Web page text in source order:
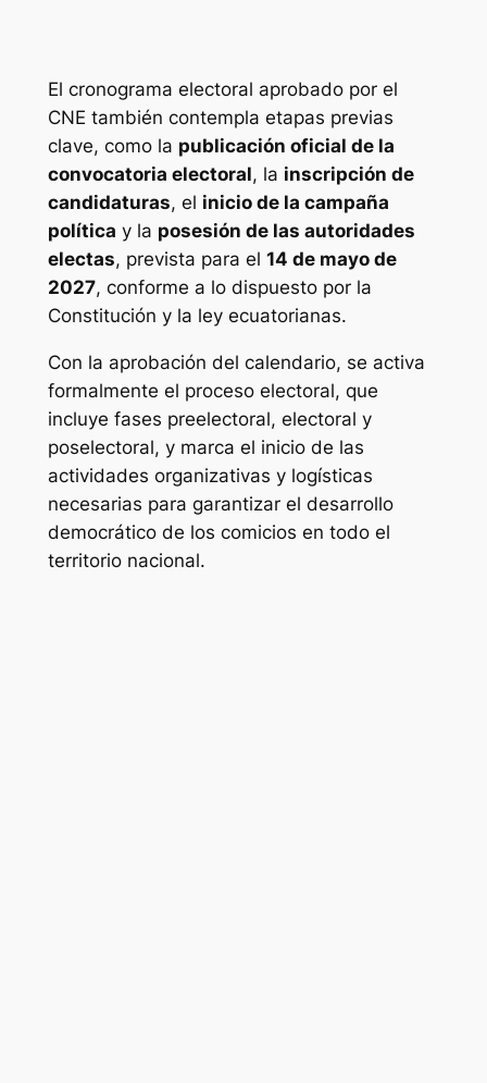
El cronograma electoral aprobado por el
CNE también contempla etapas previas
clave, como la publicación oficial de la
convocatoria electoral, la inscripción de
candidaturas, el inicio de la campaña
política y la posesión de las autoridades
electas, prevista para el 14 de mayo de
2027, conforme a lo dispuesto por la
Constitución y la ley ecuatorianas.
Con la aprobación del calendario, se activa
formalmente el proceso electoral, que
incluye fases preelectoral, electoral y
poselectoral, y marca el inicio de las
actividades organizativas y logísticas
necesarias para garantizar el desarrollo
democrático de los comicios en todo el
territorio nacional.